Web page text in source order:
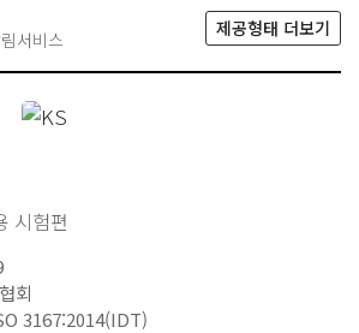
서비스
제공형태 더보기
시험편
회
3167:2014(IDT)